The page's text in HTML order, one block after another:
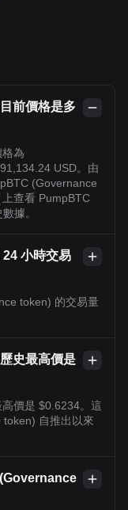
前價格是多
為
USD。由
(Governance
查看 PumpBTC
據。
小時交易
token) 的交易量
史最高價是
價是 $0.6234。這
自推出以來